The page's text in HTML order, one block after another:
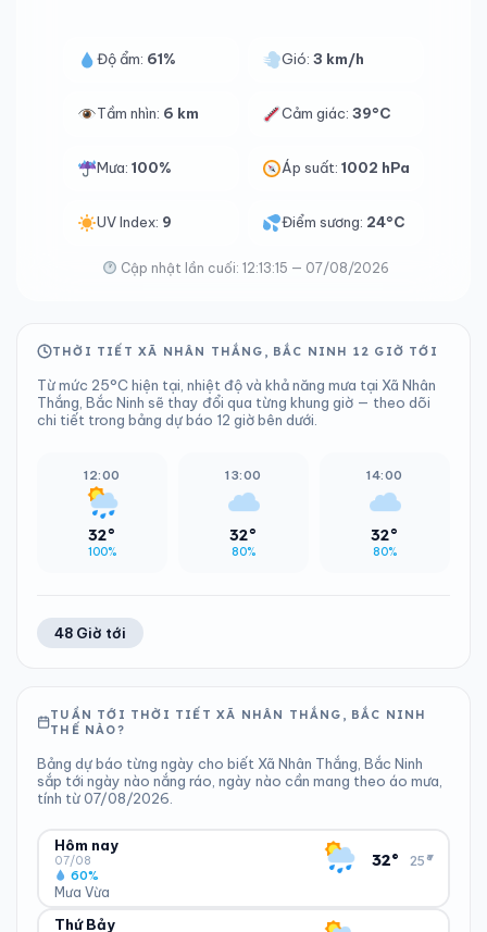
Độ ẩm: 61% Gió:3 km/h
Tầm nhìn: 6 km Cảm giác:39°C
Mưa: 100% Áp suất:1002 hPa
UV Index: 9 Điểm sương: 24°C
Cập nhật lần cuối: 12:13:15 — 07/08/2026
THỜI TIẾT XÃ NHÂN THẮNG, BẮC NINH 12 GIỜ TỚI
Từ mức 25°C hiện tại, nhiệt độ và khả năng mưa tại Xã Nhân
Thắng, Bắc Ninh sẽ thay đổi qua từng khung giờ — theo dõi
chi tiết trong bảng dự báo 12 giờ bên dưới.
12:00
32°
100%
13:00
32°
80%
14:00
32°
80%
48 Giờ tới
TUẦN TỚI THỜI TIẾT XÃ NHÂN THẮNG, BẮC NINH
THẾ NÀO?
Bảng dự báo từng ngày cho biết Xã Nhân Thắng, Bắc Ninh
sắp tới ngày nào nắng ráo, ngày nào cần mang theo áo mưa,
tính từ 07/08/2026.
Hôm nay
07/08
Mưa Vừa
60%
32° 25°
▾
ĐỘ ẨM
Thứ Bảy